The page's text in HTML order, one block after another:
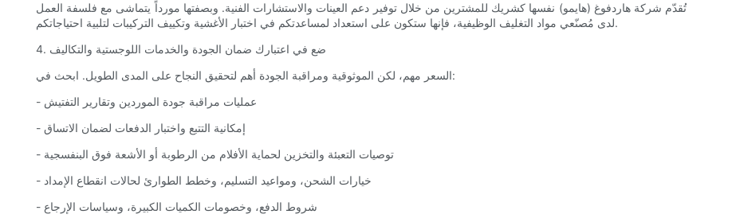
تُقدّم شركة هاردفوغ (هايمو) نفسها كشريك للمشترين من خلال توفير دعم العينات والاستشارات الفنية. وبصفتها مورداً يتماشى مع فلسفة العمل
لدى مُصنّعي مواد التغليف الوظيفية، فإنها ستكون على استعداد لمساعدتكم في اختبار الأغشية وتكييف التركيبات لتلبية احتياجاتكم.
4. ضع في اعتبارك ضمان الجودة والخدمات اللوجستية والتكاليف
السعر مهم، لكن الموثوقية ومراقبة الجودة أهم لتحقيق النجاح على المدى الطويل. ابحث في:
- عمليات مراقبة جودة الموردين وتقارير التفتيش
- إمكانية التتبع واختبار الدفعات لضمان الاتساق
- توصيات التعبئة والتخزين لحماية الأفلام من الرطوبة أو الأشعة فوق البنفسجية
- خيارات الشحن، ومواعيد التسليم، وخطط الطوارئ لحالات انقطاع الإمداد
- شروط الدفع، وخصومات الكميات الكبيرة، وسياسات الإرجاع